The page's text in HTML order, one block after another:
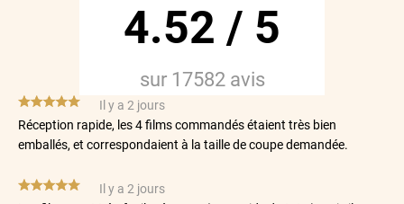
4.52 / 5
sur 17582avis
*****
Réception rapide, les 4 films commandés étaient très bien
emballés, et correspondaient à la taille de coupe demandée.
Il y a 2 jours
*****Il y a 2 jours